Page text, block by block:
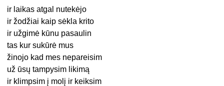
ir laikas atgal nutekėjo
ir žodžiai kaip sėkla krito
ir užgimė kūnu pasaulin
tas kur sukūrė mus
žinojo kad mes nepareisim
už ūsų tampysim likimą
ir klimpsim į molį ir keiksim